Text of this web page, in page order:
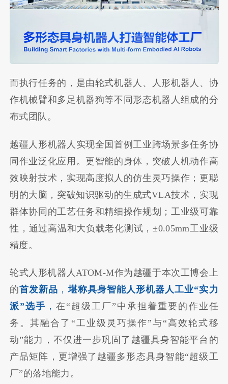
而执行任务的，是由轮式机器人、人形机器人、协
作机械臂和多足机器狗等不同形态机器人组成的分
布式团队。
越疆人形机器人实现全国首例工业跨场景多任务协
同作业泛化应用。更智能的身体，突破人机动作高
效映射技术，实现高度拟人的仿生灵巧操作；更聪
明的大脑，突破知识驱动的生成式VLA技术，实现
群体协同的工艺任务和精细操作规划；工业级可靠
性，通过高温和大负载老化测试，±0.05mm工业级
精度。
轮式人形机器人ATOM-M作为越疆于本次工博会上
的首发新品 ，堪称具身智能人形机器人工业“实力
派”选手 ，在“超级工厂”中承担着重要的作业任
务。其融合了“工业级灵巧操作”与“高效轮式移
动”能力，不仅进一步巩固了越疆具身智能平台的
产品矩阵，更增强了越疆多形态具身智能“超级工
厂”的落地能力。